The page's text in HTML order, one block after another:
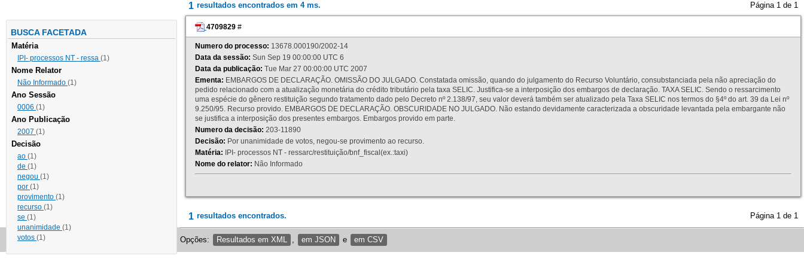
BUSCA FACETADA
Matéria
IPI- processos NT - ressa (1)
Nome Relator
Não Informado (1)
Ano Sessão
0006 (1)
Ano Publicação
2007 (1)
Decisão
ao (1)
de (1)
negou (1)
por (1)
provimento (1)
recurso (1)
se (1)
unanimidade (1)
votos (1)
1 resultados encontrados em 4 ms. Página 1 de 1
4709829 #
Numero do processo: 13678.000190/2002-14
Data da sessão: Sun Sep 19 00:00:00 UTC 6
Data da publicação: Tue Mar 27 00:00:00 UTC 2007
Ementa: EMBARGOS DE DECLARAÇÃO. OMISSÃO DO JULGADO. Constatada omissão, quando do julgamento do Recurso Voluntário, consubstanciada pela não apreciação do
pedido relacionado com a atualização monetária do crédito tributário pela taxa SELIC. Justifica-se a interposição dos embargos de declaração. TAXA SELIC. Sendo o ressarcimento
uma espécie do gênero restituição segundo tratamento dado pelo Decreto nº 2.138/97, seu valor deverá também ser atualizado pela Taxa SELIC nos termos do §4º do art. 39 da Lei nº
9.250/95. Recurso provido. EMBARGOS DE DECLARAÇÃO. OBSCURIDADE NO JULGADO. Não estando devidamente caracterizada a obscuridade levantada pela embargante não
se justifica a interposição dos presentes embargos. Embargos provido em parte.
Numero da decisão: 203-11890
Decisão: Por unanimidade de votos, negou-se provimento ao recurso.
Matéria: IPI- processos NT - ressarc/restituição/bnf_fiscal(ex.:taxi)
Nome do relator: Não Informado
1 resultados encontrados. Página 1 de 1
Opções: Resultados em XML em JSON e em CSV